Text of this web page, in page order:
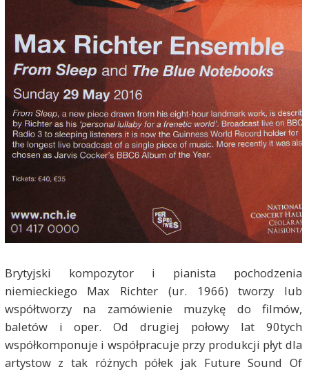
Brytyjski kompozytor i pianista pochodzenia
niemieckiego Max Richter (ur. 1966) tworzy lub
współtworzy na zamówienie muzykę do filmów,
baletów i oper. Od drugiej połowy lat 90tych
współkomponuje i współpracuje przy produkcji płyt dla
artystow z tak różnych półek jak Future Sound Of